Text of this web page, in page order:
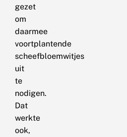
gezet
om
daarmee
voortplantende
scheefbloemwitjes
uit
te
nodigen.
Dat
werkte
ook,